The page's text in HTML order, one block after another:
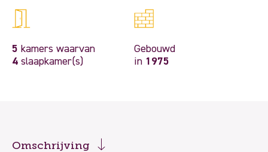
5 kamers waarvan
4 slaapkamer(s)
Gebouwd
in 1975
Omschrijving